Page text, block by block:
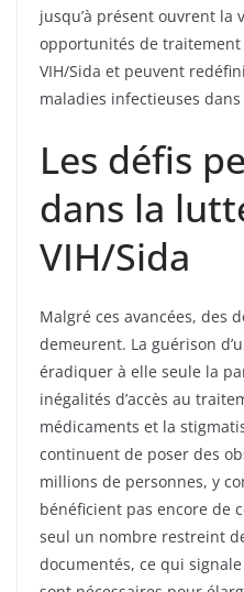
jusqu’à présent ouvrent la
opportunités de
VIH/Sida et peuvent
maladies infectieuses
Les défis
dans la
VIH/Sida
Malgré ces avancées, des
demeurent. La guérison
éradiquer à elle seule la
inégalités d’accès au
médicaments et la
continuent de poser des
millions de personnes, y
bénéficient pas encore de
seul un nombre restreint
documentés, ce qui